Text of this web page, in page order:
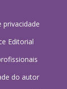
privacidade
Editorial
do autor